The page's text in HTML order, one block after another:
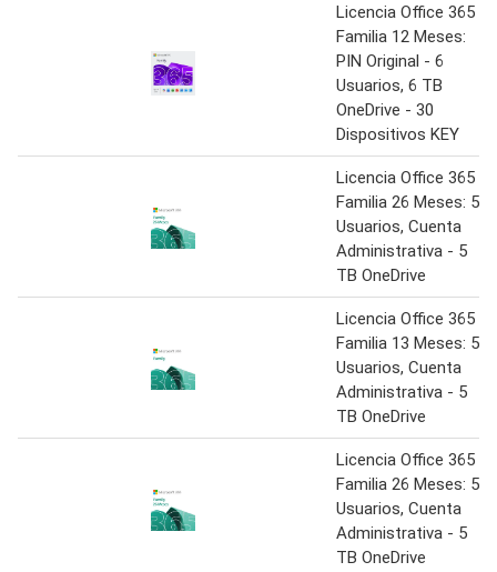
Licencia Office 365
Familia 12 Meses:
PIN Original - 6
Usuarios, 6 TB
OneDrive - 30
Dispositivos KEY
Licencia Office 365
Familia 26 Meses: 5
Usuarios, Cuenta
Administrativa - 5
TB OneDrive
Licencia Office 365
Familia 13 Meses: 5
Usuarios, Cuenta
Administrativa - 5
TB OneDrive
Licencia Office 365
Familia 26 Meses: 5
Usuarios, Cuenta
Administrativa - 5
TB OneDrive